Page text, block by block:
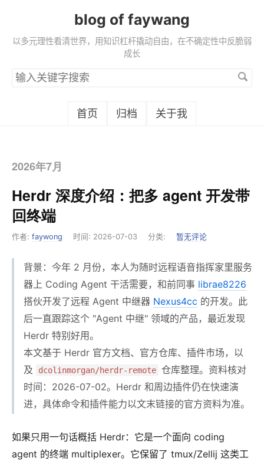
blog of faywang
以多元理性看清世界，用知识杠杆撬动自由，在不确定性中反脆弱
成长
搜
首页 归档 关于我
2026年7月
Herdr 深度介绍：把多 agent 开发带
回终端
作者: faywong 时间: 2026-07-03 分类: 暂无评论
背景：今年 2 月份，本人为随时远程语音指挥家里服务
器上 Coding Agent 干活需要，和前同事 librae8226
搭伙开发了远程 Agent 中继器 Nexus4cc 的开发。此
后一直跟踪这个 "Agent 中继" 领域的产品，最近发现
Herdr 特别好用。
本文基于 Herdr 官方文档、官方仓库、插件市场，以
及
dcolinmorgan/herdr-remote 仓库整理。资料核对
时间：2026-07-02。Herdr 和周边插件仍在快速演
进，具体命令和插件能力以文末链接的官方资料为准。
如果只用一句话概括 Herdr：它是一个面向 coding
agent 的终端 multiplexer。它保留了 tmux/Zellij 这类工